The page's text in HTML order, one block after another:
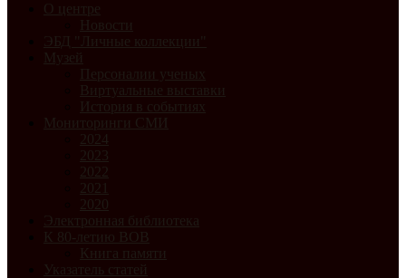
О центре
Новости
ЭБД "Личные коллекции"
Музей
Персоналии ученых
Виртуальные выставки
История в событиях
Мониторинги СМИ
2024
2023
2022
2021
2020
Электронная библиотека
К 80-летию ВОВ
Книга памяти
Указатель статей